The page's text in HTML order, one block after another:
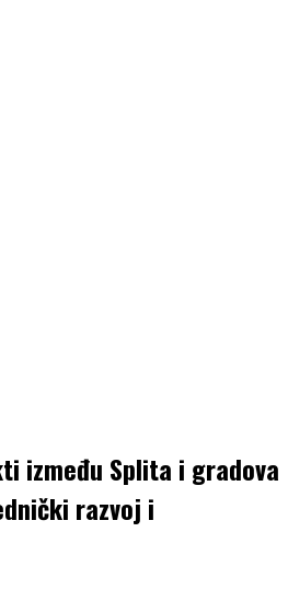
između Splita i gradova
razvoj i